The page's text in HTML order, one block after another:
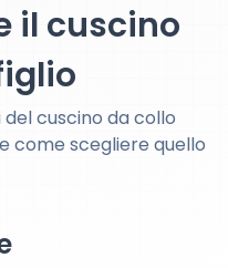
il cuscino
cuscino da collo
come scegliere quello